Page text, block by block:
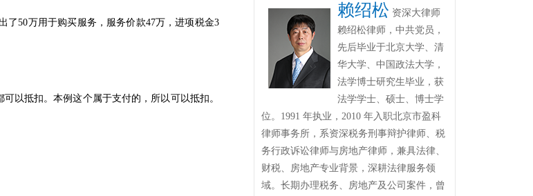
了50万用于购买服务，服务价款47万，进项税金3
以抵扣。本例这个属于支付的，所以可以抵扣。
赖绍松 资深大律师
赖绍松律师，中共党员，
先后毕业于北京大学、清
华大学、中国政法大学，
法学博士研究生毕业，获
法学学士、硕士、博士学
位。1991 年执业，2010 年入职北京市盈科
律师事务所，系资深税务刑事辩护律师、税
务行政诉讼律师与房地产律师，兼具法律、
财税、房地产专业背景，深耕法律服务领
域。长期办理税务、房地产及公司案件，曾